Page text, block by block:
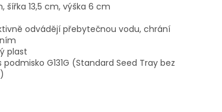
šířka 13,5 cm, výška 6 cm
odvádějí přebytečnou vodu, chrání
plast
podmisko G131G (Standard Seed Tray bez